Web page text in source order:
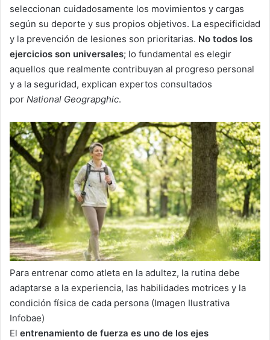
seleccionan cuidadosamente los movimientos y cargas
según su deporte y sus propios objetivos. La especificidad
y la prevención de lesiones son prioritarias. No todos los
ejercicios son universales; lo fundamental es elegir
aquellos que realmente contribuyan al progreso personal
y a la seguridad, explican expertos consultados
por National Geograpghic.
Para entrenar como atleta en la adultez, la rutina debe
adaptarse a la experiencia, las habilidades motrices y la
condición física de cada persona (Imagen Ilustrativa
Infobae)
El entrenamiento de fuerza es uno de los ejes